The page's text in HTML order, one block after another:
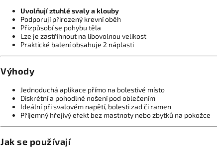
Uvolňují ztuhlé svaly a klouby
Podporují přirozený krevní oběh
Přizpůsobí se pohybu těla
Lze je zastřihnout na libovolnou velikost
Praktické balení obsahuje 2 náplasti
Výhody
Jednoduchá aplikace přímo na bolestivé místo
Diskrétní a pohodlné nošení pod oblečením
Ideální při svalovém napětí, bolesti zad či ramen
Příjemný hřejivý efekt bez mastnoty nebo zbytků na pokožce
Jak se používají